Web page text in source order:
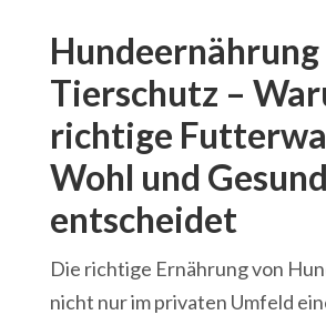
Tierschutz –
richtige
Wohl und
entscheidet
Die richtige Ernährung von
nicht nur im privaten Umfeld